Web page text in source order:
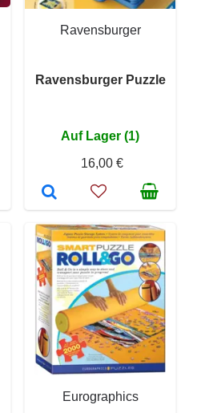
Ravensburger
Ravensburger Puzzle
Auf Lager (1)
16,00 €
Eurographics